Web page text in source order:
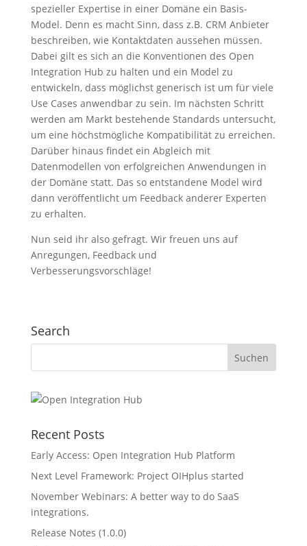
spezieller Expertise in einer Domäne ein Basis-
Model. Denn es macht Sinn, dass z.B. CRM Anbieter
beschreiben, wie Kontaktdaten aussehen müssen.
Dabei gilt es sich an die Konventionen des Open
Integration Hub zu halten und ein Model zu
entwickeln, dass möglichst generisch ist um für viele
Use Cases anwendbar zu sein. Im nächsten Schritt
werden am Markt bestehende Standards untersucht,
um eine höchstmögliche Kompatibilität zu erreichen.
Darüber hinaus findet ein Abgleich mit
Datenmodellen von erfolgreichen Anwendungen in
der Domäne statt. Das so entstandene Model wird
dann veröffentlicht um Feedback anderer Experten
zu erhalten.
Nun seid ihr also gefragt. Wir freuen uns auf
Anregungen, Feedback und
Verbesserungsvorschläge!
Search
Recent Posts
Early Access: Open Integration Hub Platform
Next Level Framework: Project OIHplus started
November Webinars: A better way to do SaaS
integrations.
Release Notes (1.0.0)